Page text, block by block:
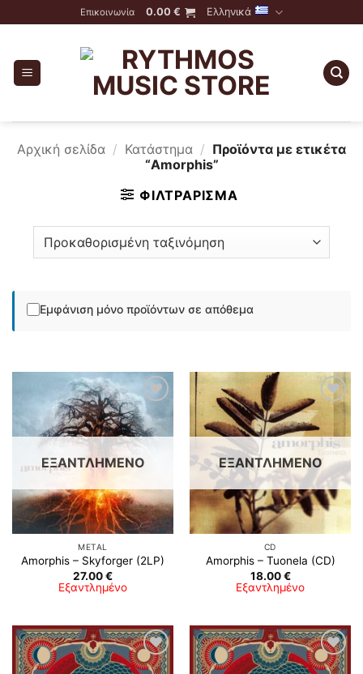
to
Επικοινωνία 0.00 € Ελληνικά
Αρχική σελίδα / Κατάστημα / Προϊόντα με ετικέτα
“Amorphis”
ΦΙΛΤΡΆΡΙΣΜΑ
Εμφάνιση μόνο προϊόντων σε απόθεμα
ΕΞΑΝΤΛΗΜΈΝΟ
METAL
Amorphis ‎– Skyforger (2LP)
27.00€
Εξαντλημένο
ΕΞΑΝΤΛΗΜΈΝΟ
CD
Amorphis – Tuonela (CD)
18.00€
Εξαντλημένο